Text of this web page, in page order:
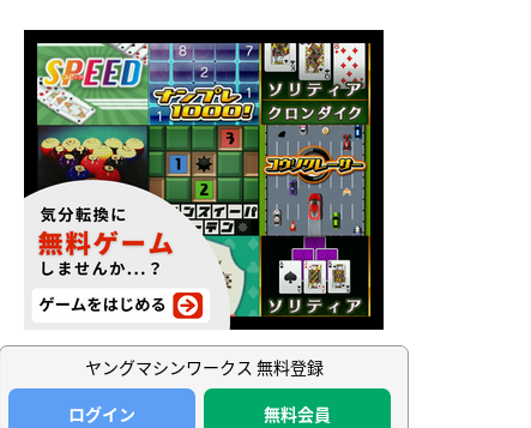
ヤングマシンワークス 無料登録
ログイン
無料会員